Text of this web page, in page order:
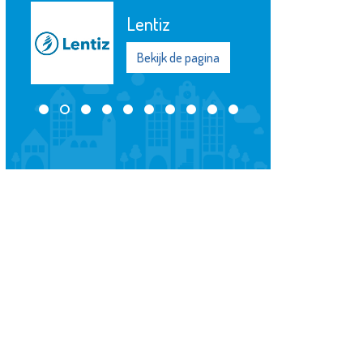
Energiebank
Vlaardingen
Bekijk de pagina